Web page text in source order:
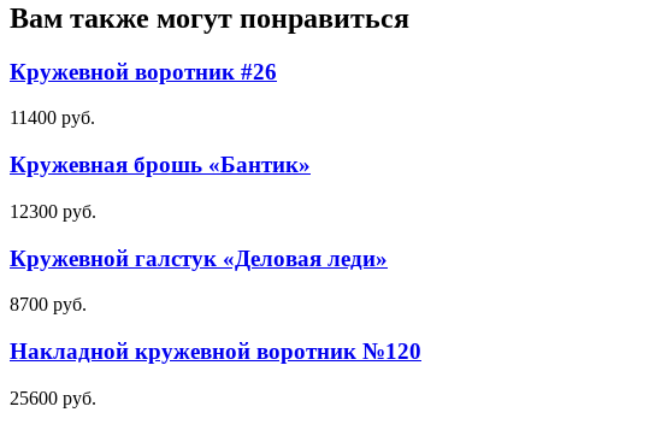
Вам также могут понравиться
Кружевной воротник #26
11400 руб.
Кружевная брошь «Бантик»
12300 руб.
Кружевной галстук «Деловая леди»
8700 руб.
Накладной кружевной воротник №120
25600 руб.